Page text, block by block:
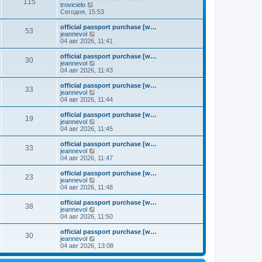
у
с
о
б
щ
е
н
и
н
е
с
о
щ
е
о
с
л
д
н
е
у
с
о
б
щ
е
н
и
115
trovicielo
е
р
е
й
т
и
п
о
с
е
д
н
е
м
у
с
о
о
б
щ
е
н
и
ю
Сегодня, 15:53
53
official passport purchase [w…
jeannevol
е
р
е
й
т
п
о
с
е
н
е
м
с
о
о
щ
е
н
ю
04 авг 2026, 11:41
30
official passport purchase [w…
jeannevol
е
р
е
й
т
п
о
с
е
н
е
м
с
о
о
щ
е
н
ю
04 авг 2026, 11:43
33
official passport purchase [w…
jeannevol
е
р
е
й
т
п
о
с
е
н
е
м
с
о
о
щ
е
н
04 авг 2026, 11:44
19
official passport purchase [w…
jeannevol
е
р
е
й
т
п
о
с
е
н
е
м
с
о
04 авг 2026, 11:45
33
official passport purchase [w…
jeannevol
е
р
е
й
т
п
о
с
е
н
е
04 авг 2026, 11:47
23
official passport purchase [w…
jeannevol
е
р
е
й
т
п
о
с
л
04 авг 2026, 11:48
38
official passport purchase [w…
jeannevol
е
р
е
й
т
к
04 авг 2026, 11:50
30
official passport purchase [w…
jeannevol
е
р
е
04 авг 2026, 13:08